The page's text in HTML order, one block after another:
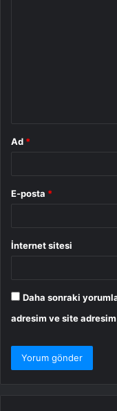
Ad *
E-posta *
İnternet sitesi
Daha sonraki
adresim ve site